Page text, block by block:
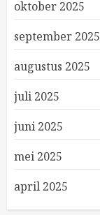
oktober 2025
september 2025
augustus 2025
juli 2025
juni 2025
mei 2025
april 2025